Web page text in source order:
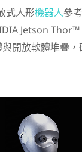
式人形機器人參
Jetson
開放軟體堆疊